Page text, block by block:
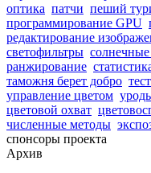
оптика патчи пеший
программирование GPU
редактирование
светофильтры солнечные
ранжирование
таможня берет добро
управление цветом
цветовой охват
численные методы
спонсоры проекта
Архив